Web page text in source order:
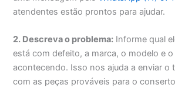
atendentes estão prontos para ajudar.
2. Descreva o problema: Informe qual
está com defeito, a marca, o modelo e o
acontecendo. Isso nos ajuda a enviar o
com as peças prováveis para o